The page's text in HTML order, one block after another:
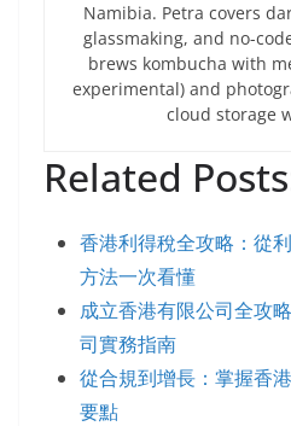
Namibia. Petra covers
glassmaking, and no-
brews kombucha with
experimental) and
cloud storage
Related
香港利得稅全攻略：從
方法一次看懂
成立香港有限公司全攻
司實務指南
從合規到增長：掌握香
要點